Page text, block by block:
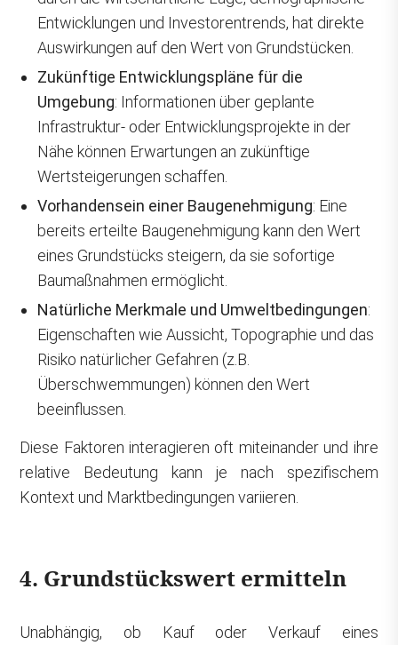
Entwicklungen und Investorentrends, hat direkte
Auswirkungen auf den Wert von Grundstücken.
Zukünftige Entwicklungspläne für die
Umgebung: Informationen über geplante
Infrastruktur- oder Entwicklungsprojekte in der
Nähe können Erwartungen an zukünftige
Wertsteigerungen schaffen.
Vorhandensein einer Baugenehmigung: Eine
bereits erteilte Baugenehmigung kann den Wert
eines Grundstücks steigern, da sie sofortige
Baumaßnahmen ermöglicht.
Natürliche Merkmale und Umweltbedingungen:
Eigenschaften wie Aussicht, Topographie und das
Risiko natürlicher Gefahren (z.B.
Überschwemmungen) können den Wert
beeinflussen.
Diese Faktoren interagieren oft miteinander und ihre
relative Bedeutung kann je nach spezifischem
Kontext und Marktbedingungen variieren.
4. Grundstückswert ermitteln
Unabhängig, ob Kauf oder Verkauf eines